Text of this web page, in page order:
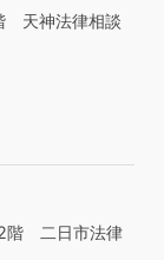
天神法律相談
階 二日市法律